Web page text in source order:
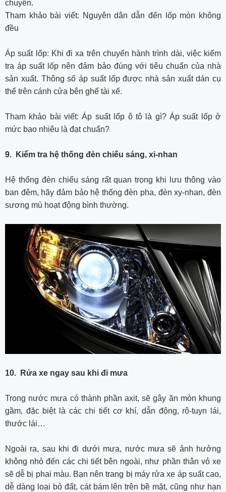
chuyển.
Tham khảo bài viết: Nguyên dân dẫn đến lốp mòn không
đều
Áp suất lốp: Khi đi xa trên chuyến hành trình dài, việc kiểm
tra áp suất lốp nên đảm bảo đúng với tiêu chuẩn của nhà
sản xuất. Thông số áp suất lốp được nhà sản xuất dán cụ
thể trên cánh cửa bên ghế tài xế.
Tham khảo bài viết: Áp suất lốp ô tô là gì? Áp suất lốp ở
mức bao nhiêu là đạt chuẩn?
9. Kiểm tra hệ thống đèn chiếu sáng, xi-nhan
Hệ thống đèn chiếu sáng rất quan trọng khi lưu thông vào
ban đêm, hãy đảm bảo hệ thống đèn pha, đèn xy-nhan, đèn
sương mù hoạt động bình thường.
10. Rửa xe ngay sau khi đi mưa
Trong nước mưa có thành phần axit, sẽ gây ăn mòn khung
gầm, đặc biệt là các chi tiết cơ khí, dẫn động, rô-tuyn lái,
thước lái…
Ngoài ra, sau khi đi dưới mưa, nước mưa sẽ ảnh hưởng
không nhỏ đến các chi tiết bên ngoài, như phần thân vỏ xe
sẽ dễ bị phai màu. Bạn nên trang bị máy rửa xe áp suất cao,
dễ dàng loại bỏ đất, cát bám lên trên bề mặt, cũng như hạn